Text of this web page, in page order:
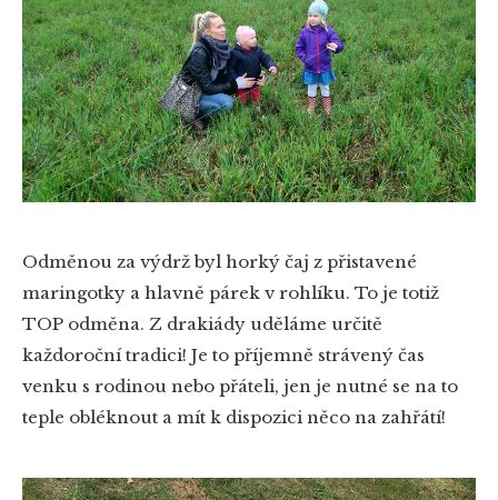
Odměnou za výdrž byl horký čaj z přistavené
maringotky a hlavně párek v rohlíku. To je totiž
TOP odměna. Z drakiády uděláme určitě
každoroční tradici! Je to příjemně strávený čas
venku s rodinou nebo přáteli, jen je nutné se na to
teple obléknout a mít k dispozici něco na zahřátí!